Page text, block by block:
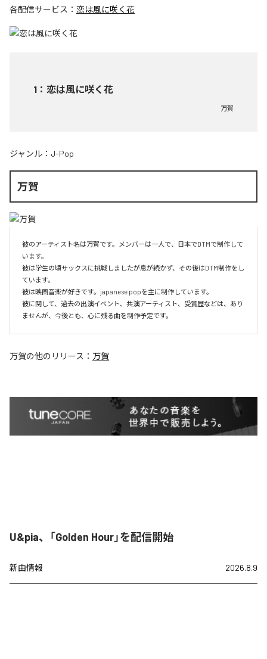
各配信サービス： 恋は風に咲く花
1 ： 恋は風に咲く花
万賀
ジャンル： J-Pop
万賀
彼のアーティスト名は万賀です。メンバーは一人で、日本でDTMで制作して
います。
彼は学生の頃サックスに挑戦しましたが息が続かず、その後はDTM制作をし
ています。
彼は映画音楽が好きです。japanese popを主に制作しています。
彼に関して、過去の出演イベント、共演アーティスト、受賞歴などは、あり
ませんが、今後とも、心に残る曲を制作予定です。
万賀の他のリリース： 万賀
U&pia、「Golden Hour」を配信開始
新曲情報 2026.8.9